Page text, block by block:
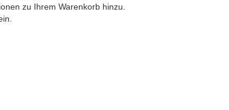
zu Ihrem Warenkorb hinzu.